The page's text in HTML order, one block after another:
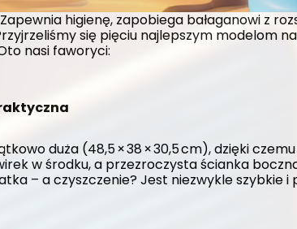
Zapewnia higienę, zapobiega bałaganowi z
się pięciu najlepszym modelom
nasi faworyci:
duża (48,5 × 38 × 30,5 cm), dzięki
w środku, a przezroczysta ścianka
– a czyszczenie? Jest niezwykle szybkie i